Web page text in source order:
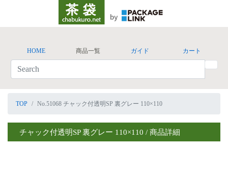
HOME 商品一覧 ガイド カート
TOP No.51068 チャック付透明SP 裏グレー 110×110
チャック付透明SP 裏グレー 110×110 / 商品詳細